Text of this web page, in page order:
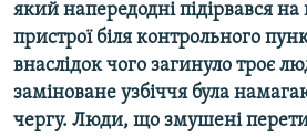
ДОЛУЧАЙСЯ!
який напередодні підірвався
пристрої біля контрольного
внаслідок чого загинуло троє
заміноване узбіччя була
чергу. Люди, що змушені